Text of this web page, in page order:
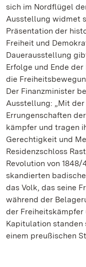
sich im Nordflügel
Ausstellung widmet
Präsentation der
Freiheit und
Dauerausstellung
Erfolge und Ende
die
Der Finanzminister
Ausstellung: „Mit
Errungenschaften
kämpfer und tragen
Gerechtigkeit und
Residenzschloss
Revolution von
skandierten
das Volk, das seine
während der
der Freiheitskämpfer
Kapitulation standen
einem preußischen